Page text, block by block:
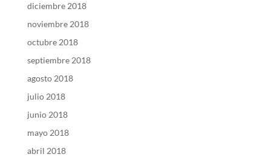
diciembre 2018
noviembre 2018
octubre 2018
septiembre 2018
agosto 2018
julio 2018
junio 2018
mayo 2018
abril 2018